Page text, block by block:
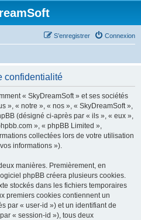
Connexion
S’enregistrer
confidentialité
« SkyDreamSoft » et ses sociétés
», « notre », « nos », « SkyDreamSoft »,
(désigné ci-après par « ils », « eux »,
», « phpBB Limited »,
collectées lors de votre utilisation
informations »).
manières. Premièrement, en
phpBB créera plusieurs cookies.
stockés dans les fichiers temporaires
premiers cookies contiennent un
par « user-id ») et un identifiant de
« session-id »), tous deux